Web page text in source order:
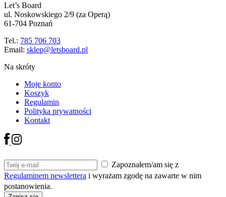
Let’s Board
ul. Noskowskiego 2/9 (za Operą)
61-704 Poznań
Tel.: 785 706 703
Email: sklep@letsboard.pl
Na skróty
Moje konto
Koszyk
Regulamin
Polityka prywatności
Kontakt
Zapoznałem/am się z
Regulaminem newslettera i wyrażam zgodę na zawarte w nim
postanowienia.